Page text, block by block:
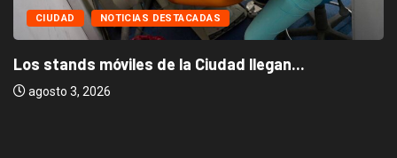
CIUDAD NOTICIAS DESTACADAS
Los stands móviles de la Ciudad llegan...
agosto 3, 2026